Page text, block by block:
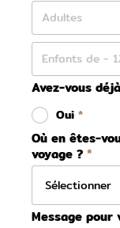
Avez-vous
Oui
Où en êtes-
voyage ?
Message